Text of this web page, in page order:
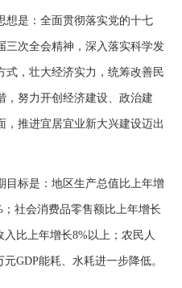
是：全面贯彻落实党的十七
三次全会精神，深入落实科学发
式，壮大经济实力，统筹改善民
，努力开创经济建设、政治建
，推进宜居宜业新大兴建设迈出
标是：地区生产总值比上年增
社会消费品零售额比上年增长
比上年增长8%以上；农民人
GDP能耗、水耗进一步降低。